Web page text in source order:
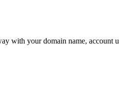
with your domain name, account